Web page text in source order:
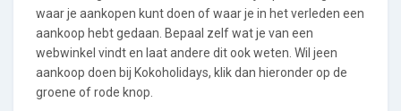
waar je aankopen kunt doen of waar je in het verleden een
aankoop hebt gedaan. Bepaal zelf wat je van een
webwinkel vindt en laat andere dit ook weten. Wil jeen
aankoop doen bij Kokoholidays, klik dan hieronder op de
groene of rode knop.